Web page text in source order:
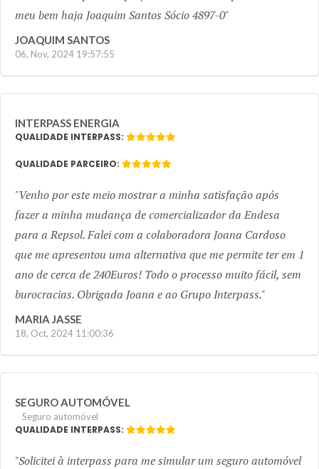
meu bem haja Joaquim Santos Sócio 4897-0
JOAQUIM SANTOS
06, Nov, 2024 19:57:55
INTERPASS ENERGIA
QUALIDADE INTERPASS:
QUALIDADE PARCEIRO:
Venho por este meio mostrar a minha satisfação após
fazer a minha mudança de comercializador da Endesa
para a Repsol. Falei com a colaboradora Joana Cardoso
que me apresentou uma alternativa que me permite ter em 1
ano de cerca de 240Euros! Todo o processo muito fácil, sem
burocracias. Obrigada Joana e ao Grupo Interpass.
MARIA JASSE
18, Oct, 2024 11:00:36
SEGURO AUTOMÓVEL
Seguro automóvel
QUALIDADE INTERPASS:
Solicitei à interpass para me simular um seguro automóvel